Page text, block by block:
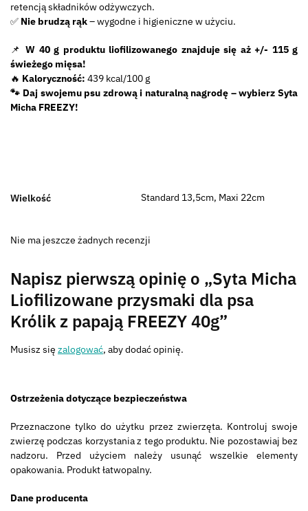
retencją składników odżywczych.
✅ Nie brudzą rąk– wygodne i higieniczne w użyciu.
📌 W 40 g produktu liofilizowanego znajduje się aż +/- 115 g
świeżego mięsa!
🔥 Kaloryczność: 439 kcal/100 g
🐾 Daj swojemu psu zdrową i naturalną nagrodę – wybierz Syta
Micha FREEZY!
Wielkość Standard 13,5cm, Maxi 22cm
Nie ma jeszcze żadnych recenzji
Napisz pierwszą opinię o „Syta Micha
Liofilizowane przysmaki dla psa
Królik z papają FREEZY 40g”
Musisz się zalogować, aby dodać opinię.
Ostrzeżenia dotyczące bezpieczeństwa
Przeznaczone tylko do użytku przez zwierzęta. Kontroluj swoje
zwierzę podczas korzystania z tego produktu. Nie pozostawiaj bez
nadzoru. Przed użyciem należy usunąć wszelkie elementy
opakowania. Produkt łatwopalny.
Dane producenta